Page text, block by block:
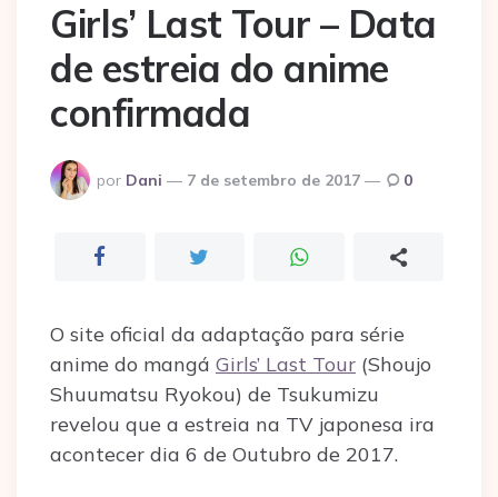
Girls’ Last Tour – Data
de estreia do anime
confirmada
Postado
por
por Dani 7 de setembro de 2017 0
O site oficial da adaptação para série
anime do mangá Girls’ Last Tour (Shoujo
Shuumatsu Ryokou) de Tsukumizu
revelou que a estreia na TV japonesa ira
acontecer dia 6 de Outubro de 2017.